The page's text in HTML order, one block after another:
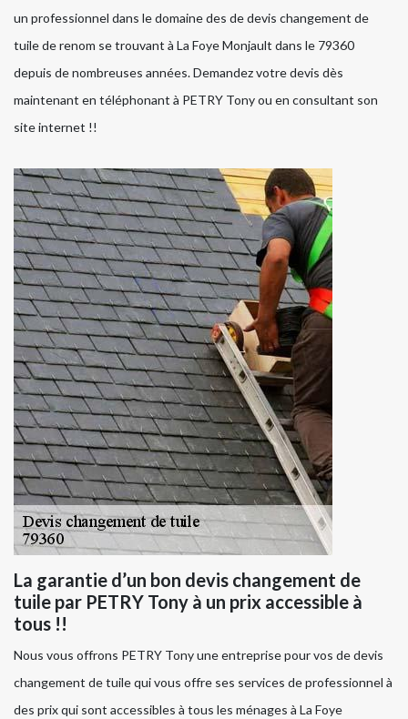
un professionnel dans le domaine des de devis changement de
tuile de renom se trouvant à La Foye Monjault dans le 79360
depuis de nombreuses années. Demandez votre devis dès
maintenant en téléphonant à PETRY Tony ou en consultant son
site internet !!
La garantie d’un bon devis changement de
tuile par PETRY Tony à un prix accessible à
tous !!
Nous vous offrons PETRY Tony une entreprise pour vos de devis
changement de tuile qui vous offre ses services de professionnel à
des prix qui sont accessibles à tous les ménages à La Foye